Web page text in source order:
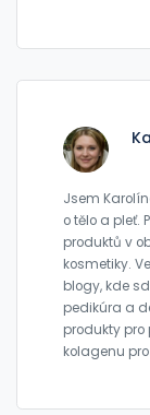
Jsem
o tělo a pleť.
produktů v
kosmetiky.
blogy, kde
pedikúra a
produkty pro
kolagenu